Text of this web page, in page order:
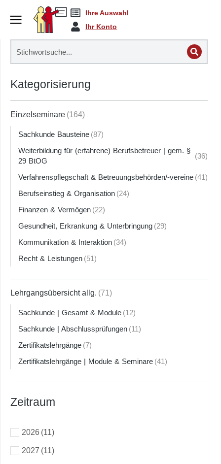
Ihre Auswahl
Ihr Konto
Kategorisierung
Einzelseminare (164)
Sachkunde Bausteine (87)
Weiterbildung für (erfahrene) Berufsbetreuer | gem. §
29 BtOG
(36)
Verfahrenspflegschaft & Betreuungsbehörden/-vereine (41)
Berufseinstieg & Organisation (24)
Finanzen & Vermögen (22)
Gesundheit, Erkrankung & Unterbringung (29)
Kommunikation & Interaktion (34)
Recht & Leistungen (51)
Lehrgangsübersicht allg. (71)
Sachkunde | Gesamt & Module (12)
Sachkunde | Abschlussprüfungen (11)
Zertifikatslehrgänge (7)
Zertifikatslehrgänge | Module & Seminare (41)
Zeitraum
2026 (11)
2027 (11)